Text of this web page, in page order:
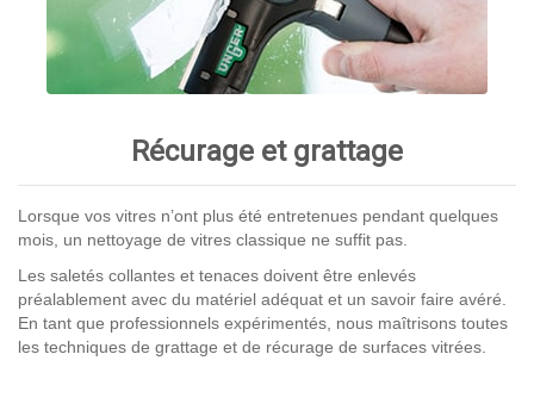
Récurage et grattage
Lorsque vos vitres n’ont plus été entretenues pendant quelques
mois, un nettoyage de vitres classique ne suffit pas.
Les saletés collantes et tenaces doivent être enlevés
préalablement avec du matériel adéquat et un savoir faire avéré.
En tant que professionnels expérimentés, nous maîtrisons toutes
les techniques de grattage et de récurage de surfaces vitrées.